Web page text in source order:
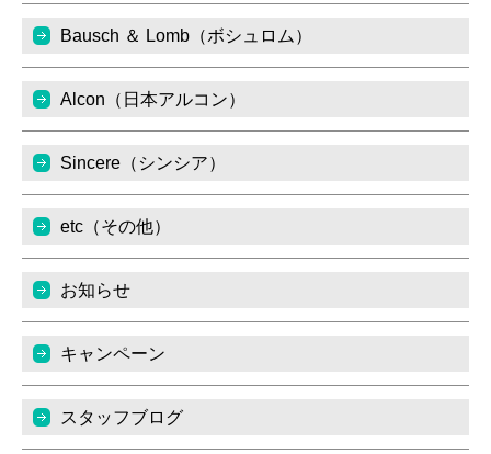
Bausch ＆ Lomb（ボシュロム）
Alcon（日本アルコン）
Sincere（シンシア）
etc（その他）
お知らせ
キャンペーン
スタッフブログ